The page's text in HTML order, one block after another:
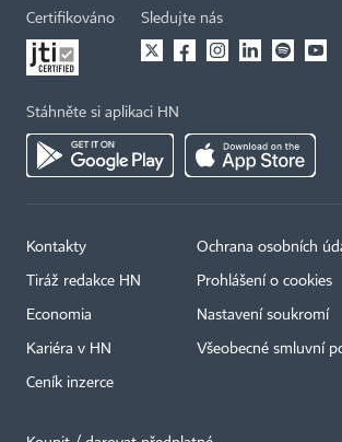
Certifikováno Sledujte nás
Stáhněte si aplikaci HN
Kontakty
Tiráž redakce HN
Economia
Kariéra v HN
Ceník inzerce
Ochrana osobních
Prohlášení o cookies
Nastavení soukromí
Všeobecné smluvní